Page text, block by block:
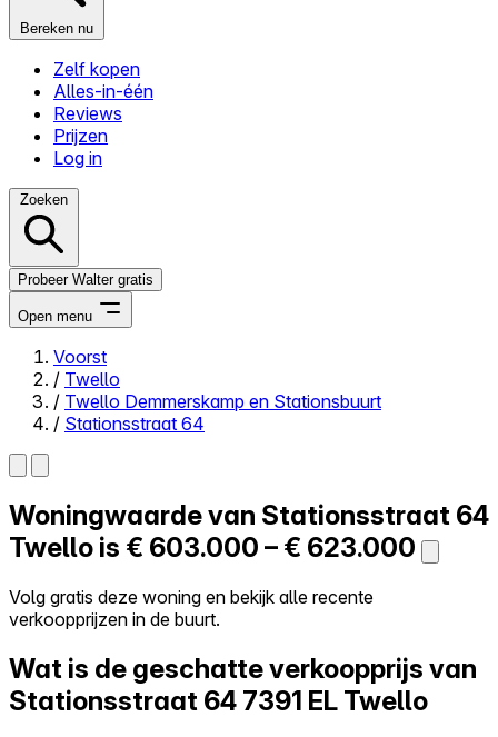
Bereken nu
Zelf kopen
Alles-in-één
Reviews
Prijzen
Log in
Zoeken
Probeer Walter gratis
Open menu
Close menu
Zelf kopen
Alles-in-één
Reviews
Log in
Voorst
/ Twello
/ Twello Demmerskamp en Stationsbuurt
/ Stationsstraat 64
Woningwaarde van Stationsstraat 64
Twello is € 603.000 – € 623.000
Volg gratis deze woning en bekijk alle recente
verkoopprijzen in de buurt.
Wat is de geschatte verkoopprijs van
Stationsstraat 64 7391 EL Twello